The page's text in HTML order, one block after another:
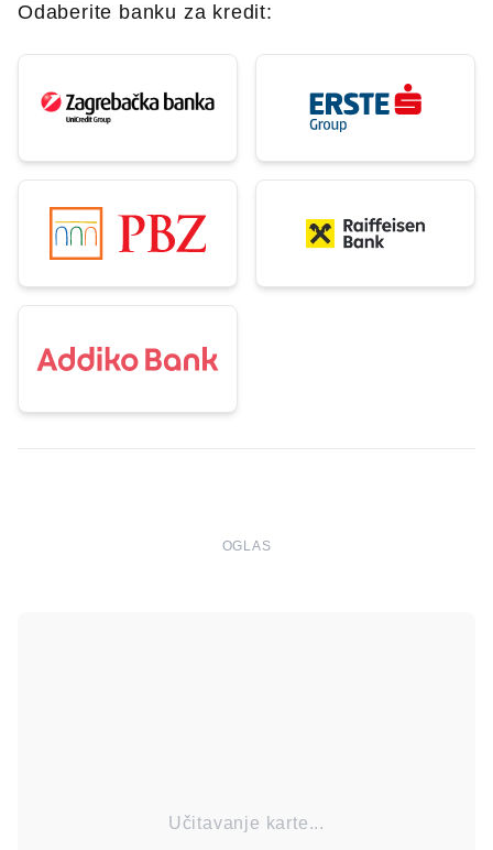
Odaberite banku za kredit:
OGLAS
Učitavanje karte...